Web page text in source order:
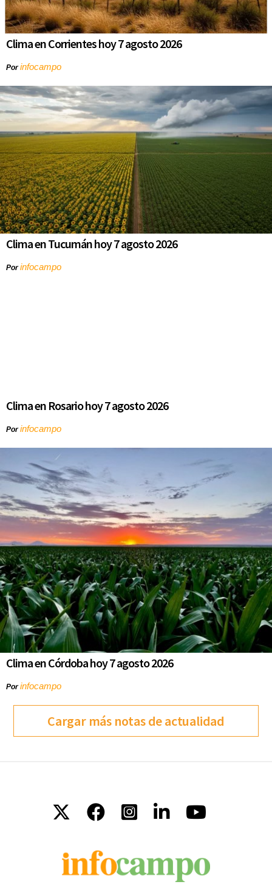
Clima en Corrientes hoy 7 agosto 2026
Porinfocampo
Clima en Tucumán hoy 7 agosto 2026
Porinfocampo
Clima en Rosario hoy 7 agosto 2026
Porinfocampo
Clima en Córdoba hoy 7 agosto 2026
Porinfocampo
Cargar más notas de actualidad